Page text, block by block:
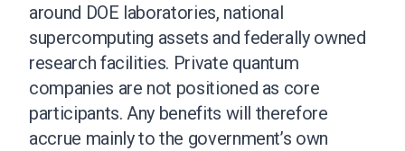
around DOE laboratories, national
supercomputing assets and federally owned
research facilities. Private quantum
companies are not positioned as core
participants. Any benefits will therefore
accrue mainly to the government’s own